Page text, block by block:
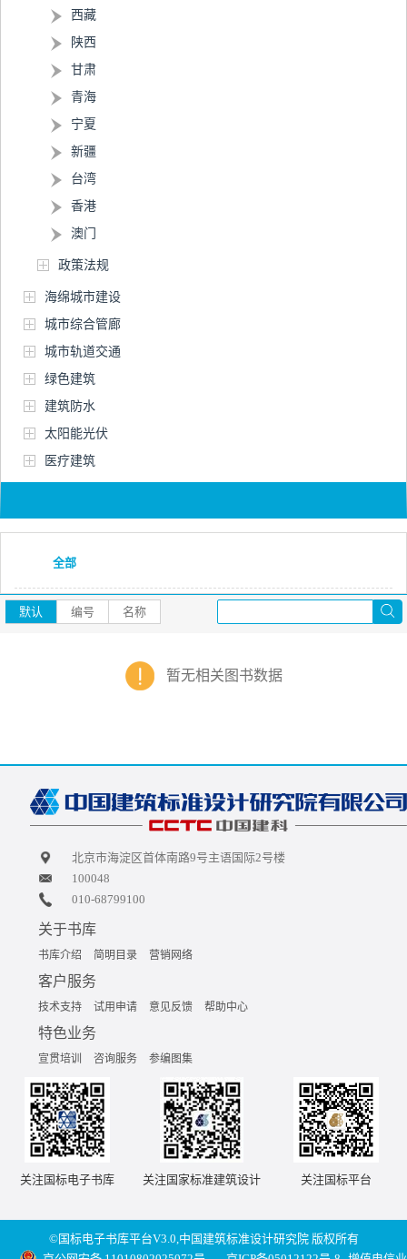
西藏
陕西
甘肃
青海
宁夏
新疆
台湾
香港
澳门
政策法规
海绵城市建设
城市综合管廊
城市轨道交通
绿色建筑
建筑防水
太阳能光伏
医疗建筑
全部
默认 编号 名称
暂无相关图书数据
北京市海淀区首体南路9号主语国际2号楼
100048
010-68799100
关于书库
书库介绍 简明目录 营销网络
客户服务
技术支持 试用申请 意见反馈 帮助中心
特色业务
宣贯培训 咨询服务 参编图集
关注国标电子书库 关注国家标准建筑设计 关注国标平台
©国标电子书库平台V3.0,中国建筑标准设计研究院 版权所有